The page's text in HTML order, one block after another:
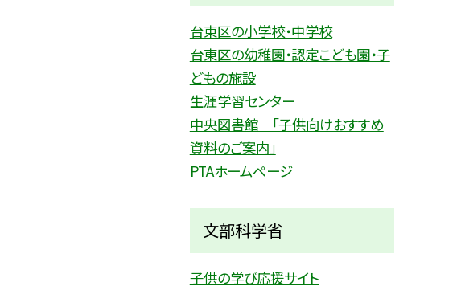
台東区の小学校・中学校
台東区の幼稚園・認定こども園・子
どもの施設
生涯学習センター
中央図書館 「子供向けおすすめ
資料のご案内」
PTAホームページ
文部科学省
子供の学び応援サイト